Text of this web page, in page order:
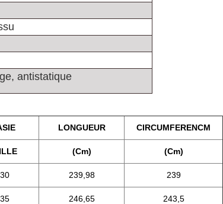
antistatique
LONGUEUR CIRCUMFERENCM
(Cm) (Cm)
239,98 239
246,65 243,5